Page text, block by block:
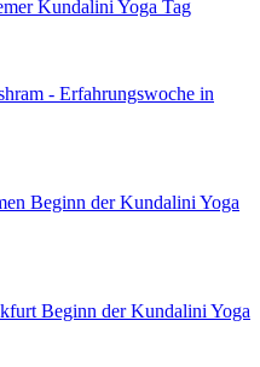
Kundalini Yoga Tag
- Erfahrungswoche in
Beginn der Kundalini Yoga
Beginn der Kundalini Yoga